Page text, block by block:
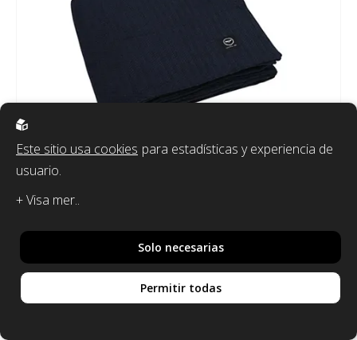
RECICLADO COLCHA RASMUS, AZUL MARINO
Este sitio usa cookies para estadísticas y experiencia de
usuario.
Solo necesarias
Permitir todas